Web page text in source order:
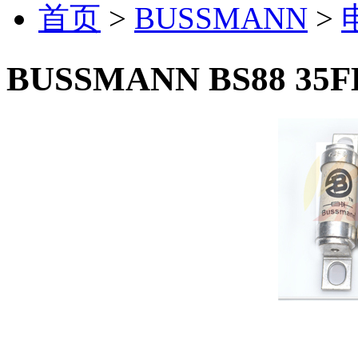
首页 > BUSSMANN >
BUSSMANN BS88